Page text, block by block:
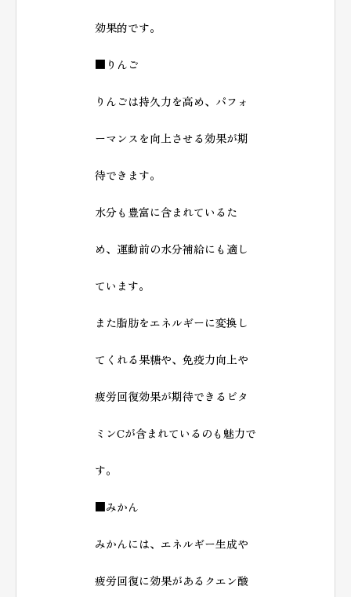
効果的です。
■りんご
りんごは持久力を高め、パフォ
ーマンスを向上させる効果が期
待できます。
水分も豊富に含まれているた
め、運動前の水分補給にも適し
ています。
また脂肪をエネルギーに変換し
てくれる果糖や、免疫力向上や
疲労回復効果が期待できるビタ
ミンCが含まれているのも魅力で
す。
■みかん
みかんには、エネルギー生成や
疲労回復に効果があるクエン酸